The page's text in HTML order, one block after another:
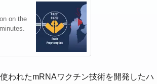
on the
われたmRNAワクチン技術を開発したハ